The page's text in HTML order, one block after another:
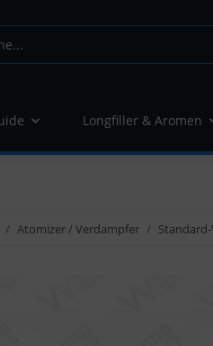
Longfiller & Aromen
Atomizer / Verdampfer